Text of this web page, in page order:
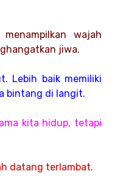
wajah
jiwa.
Lebih baik memiliki
bintang di langit.
kita hidup, tetapi
datang terlambat.